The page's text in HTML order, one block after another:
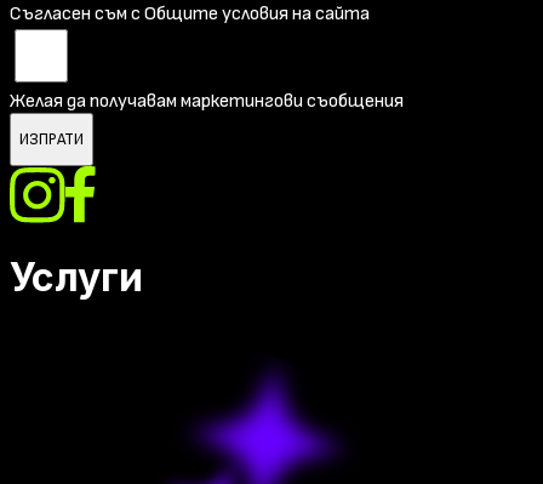
Съгласен съм с Общите условия на сайта
Желая да получавам маркетингови съобщения
ИЗПРАТИ
Услуги